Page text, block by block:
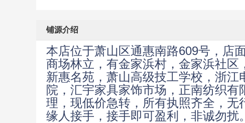
铺源介绍
本店位于萧山区通惠南路609号，店
商场林立，有金家浜村，金家浜社区
新惠名苑，萧山高级技工学校，浙
院，汇宇家具家饰市场，正南纺织
理，现低价急转，所有执照齐全，
缘人接手，接手即可盈利，非诚勿扰